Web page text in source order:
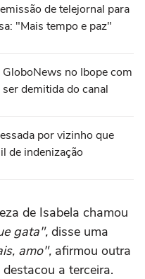
de telejornal para
"Mais tempo e paz"
no Ibope com
demitida do canal
por vizinho que
de indenização
de Isabela chamou
gata", disse uma
amo", afirmou outra
destacou a terceira.